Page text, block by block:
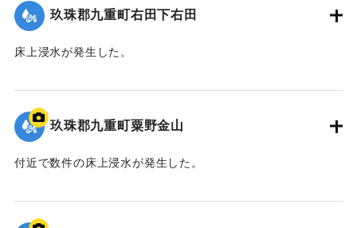
玖珠郡九重町右田下右田
床上浸水が発生した。
2020/7/6｜固有コード:01215065
玖珠郡九重町粟野金山
付近で数件の床上浸水が発生した。
｜固有コード:01215066